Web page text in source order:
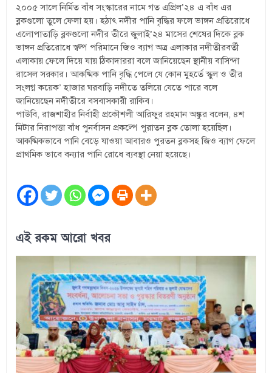
২০০৫ সালে নির্মিত বাঁধ সংস্কারের নামে গত এপ্রিল’২৪ এ বাঁধ এর
ব্লকগুলো তুলে ফেলা হয়। হঠাৎ নদীর পানি বৃদ্ধির ফলে ভাঙ্গন প্রতিরোধে
এলোপাতাড়ি ব্লকগুলো নদীর তীরে জুলাই’২৪ মাসের শেষের দিকে ব্লক
ভাঙ্গন প্রতিরোধে স্বল্প পরিমানে জিও ব্যাগ অত্র এলাকার নদীতীরবর্তী
এলাকায় ফেলে দিয়ে যায় ঠিকাদাররা বলে জানিয়েছেন স্থানীয় বাসিন্দা
রাসেল সরকার। আকষ্মিক পানি বৃদ্ধি পেলে যে কোন মুহর্তে স্কুল ও তীর
সংলগ্ন কয়েক’ হাজার ঘরবাড়ি নদীতে তলিয়ে যেতে পারে বলে
জানিয়েছেন নদীতীরে বসবাসকারী রাকিব।
পাউবি, রাজশাহীর নির্বাহী প্রকৌশলী আরিফুর রহমান অঙ্কুর বলেন, ৪শ
মিটার নিরাপত্তা বাঁধ পুনর্বাসন প্রকল্পে পুরাতন ব্লক তোলা হয়েছিল।
আকষ্মিকভাবে পানি বেড়ে যাওয়া আবারও পুরতন ব্লকসহ জিও ব্যাগ ফেলে
প্রাথমিক ভাবে বন্যার পানি রোধে ব্যবস্থা নেয়া হয়েছে।
এই রকম আরো খবর